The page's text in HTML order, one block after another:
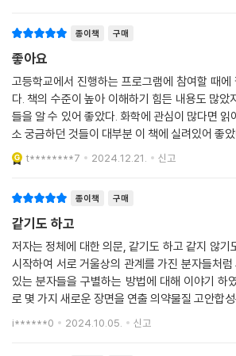
종이책 구매
좋아요
고등학교에서 진행하는 프로그램에 참여할 때
다. 책의 수준이 높아 이해하기 힘든 내용도 많았
들을 알 수 있어 좋았다. 화학에 관심이 많다면 읽
소 궁금하던 것들이 대부분 이 책에 실려있어 좋
t********7 2024.12.21. 신고
종이책 구매
같기도 하고
저자는 정체에 대한 의문, 같기도 하고 같지 않기
시작하여 서로 거울상의 관계를 가진 분자들처
있는 분자들을 구별하는 방법에 대해 이야기 하
로 몇 가지 새로운 장면을 연출 의약물질 고안합
i******0 2024.10.05. 신고